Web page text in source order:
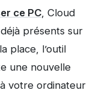
ce PC, Cloud
présents sur
place, l’outil
une nouvelle
votre ordinateur